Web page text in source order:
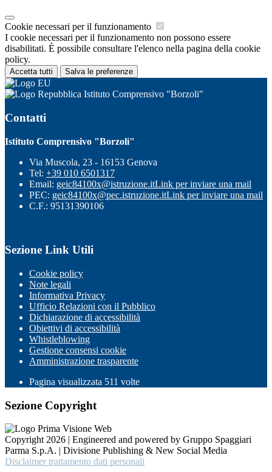
Cookie necessari per il funzionamento
I cookie necessari per il funzionamento non possono essere
disabilitati. È possibile consultare l'elenco nella pagina della cookie
policy.
Accetta tutti Salva le preferenze
Istituto Comprensivo "Borzoli"
Contatti
Istituto Comprensivo "Borzoli"
Via Muscola, 23 - 16153 Genova
Tel: +39 010 6501317
Email: geic84100x@istruzione.itLink per inviare una mail
PEC: geic84100x@pec.istruzione.itLink per inviare una mail
C.F.: 95131390106
Sezione Link Utili
Cookie policy
Note legali
Informativa Privacy
Ufficio Relazioni con il Pubblico
Dichiarazione di accessibilità
Obiettivi di accessibilità
Whistleblowing
Gestione consensi cookie
Amministrazione trasparente
Pagina visualizzata 511 volte
Sezione Copyright
Copyright 2026 | Engineered and powered by Gruppo Spaggiari
Parma S.p.A. | Divisione Publishing & New Social Media
Disclaimer trattamento dati personali